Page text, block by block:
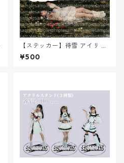
【ステッカー】待雪 アイリ 生
誕記念ステッカー【愛とAI
と、ドキドキ、アイリ】※１
¥500